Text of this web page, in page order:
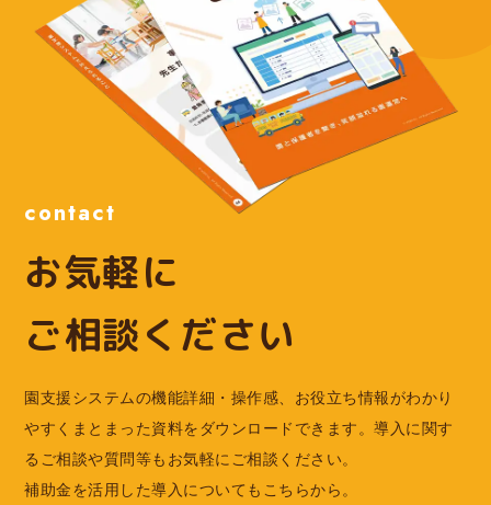
contact
お気軽に
ご相談ください
園支援システムの機能詳細・操作感、お役立ち情報がわかり
やすくまとまった資料をダウンロードできます。導入に関す
るご相談や質問等もお気軽にご相談ください。
補助金を活用した導入についてもこちらから。